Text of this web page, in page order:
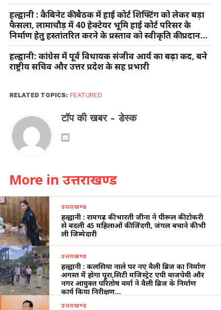
हल्द्वानी : कैबिनेट की बैठक में हाई कोर्ट शिफ्टिंग को लेकर बड़ा
फैसला, लामाचौड़ में 40 हेक्टेयर भूमि हाई कोर्ट परिसर के
निर्माण हेतु हस्तांतरित करने के प्रस्ताव को स्वीकृति की प्रदान…
हल्द्वानी: कांग्रेस में पूर्व विधायक संजीव आर्य का बढ़ा कद, बने
राष्ट्रीय सचिव और उत्तर प्रदेश के सह प्रभारी
RELATED TOPICS: FEATURED
टॉप की खबर - डेस्क
More in उत्तराखण्ड
उत्तराखण्ड
हल्द्वानी : रामगढ़ की भारती जीना ने पीरूल की टोकरी
से बदली 45 महिलाओं की जिंदगी, जंगल बचाने की भी
ली जिम्मेदारी
उत्तराखण्ड
हल्द्वानी : कलसिया नाले पर नए वैली ब्रिज का निर्माण
अगस्त में होगा पूरा,सिटी मजिस्ट्रेट एपी वाजपेयी और
नगर आयुक्त परितोष वर्मा ने वैली ब्रिज के निर्माण
कार्य किया निरीक्षण…
उत्तराखण्ड